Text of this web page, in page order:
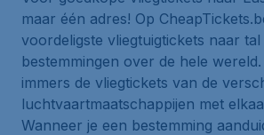
maar één adres! Op
voordeligste vliegtuigtickets naar tal
bestemmingen over de hele
immers de vliegtickets van de
luchtvaartmaatschappijen met
Wanneer je een bestemming